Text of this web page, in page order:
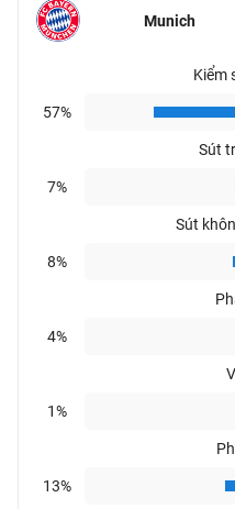
Munich
Kiểm
57%
Sút
7%
Sút
8%
4%
1%
13%